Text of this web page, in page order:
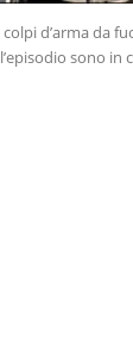
d’arma da
sono in